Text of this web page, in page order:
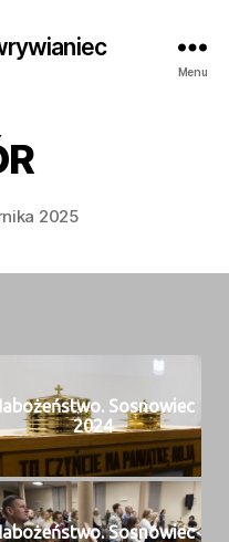
Menu
2025
Sos­nowiec
2024
Sos­nowiec